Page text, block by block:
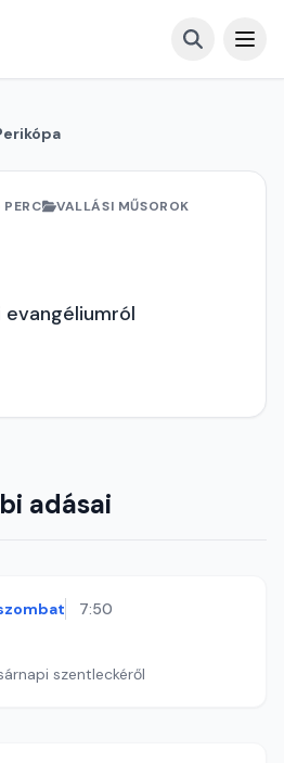
PERC VALLÁSI MŰSOROK
evangéliumról
adásai
7:50
szentleckéről